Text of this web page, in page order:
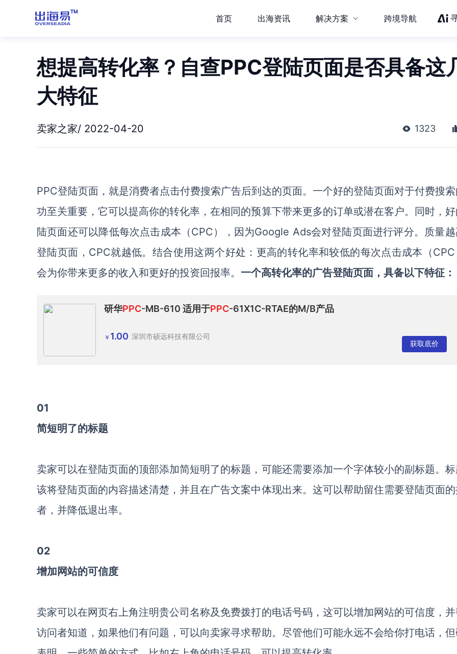
首页 出海资讯 解决方案 跨境导航
想提高转化率？自查PPC登陆页面是否具备这
大特征
卖家之家/ 2022-04-20 1323
PPC登陆页面，就是消费者点击付费搜索广告后到达的页面。一个好的登陆页面对于付费搜
功至关重要，它可以提高你的转化率，在相同的预算下带来更多的订单或潜在客户。同时，
陆页面还可以降低每次点击成本（CPC），因为Google Ads会对登陆页面进行评分。质量
登陆页面，CPC就越低。结合使用这两个好处：更高的转化率和较低的每次点击成本（CPC
会为你带来更多的收入和更好的投资回报率。 一个高转化率的广告登陆页面，具备以下特征：
研华PPC-MB-610 适用于PPC-61X1C-RTAE的M/B产品
￥ 1.00 深圳市硕远科技有限公司
获取底价
01
简短明了的标题
卖家可以在登陆页面的顶部添加简短明了的标题，可能还需要添加一个字体较小的副标题。
该将登陆页面的内容描述清楚，并且在广告文案中体现出来。这可以帮助留住需要登陆页面
者，并降低退出率。
02
增加网站的可信度
卖家可以在网页右上角注明贵公司名称及免费拨打的电话号码，这可以增加网站的可信度，
访问者知道，如果他们有问题，可以向卖家寻求帮助。尽管他们可能永远不会给你打电话，